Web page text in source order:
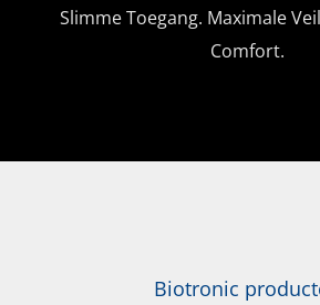
Slimme Toegang. Maximale
Comfort.
Biotronic